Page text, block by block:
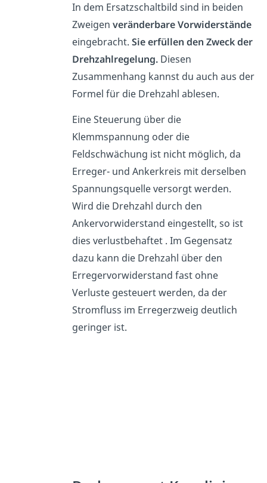
In dem Ersatzschaltbild sind in beiden
Zweigenveränderbare Vorwiderstände
eingebracht.Sie erfüllen den Zweck der
Drehzahlregelung. Diesen
Zusammenhang kannst du auch aus der
Formel für die Drehzahl ablesen.
Eine Steuerung über die
Klemmspannung oder die
Feldschwächung ist nicht möglich, da
Erreger- und Ankerkreis mit derselben
Spannungsquelle versorgt werden.
Wird die Drehzahl durch den
Ankervorwiderstand eingestellt, so ist
dies verlustbehaftet . Im Gegensatz
dazu kann die Drehzahl über den
Erregervorwiderstand fast ohne
Verluste gesteuert werden, da der
Stromfluss im Erregerzweig deutlich
geringer ist.